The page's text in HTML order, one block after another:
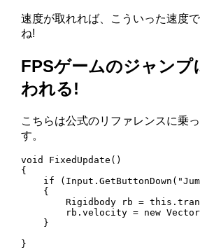
速度が取れれば、こういった速度
ね!
FPSゲームのジャンプ
われる!
こちらは公式のリファレンスに乗
す。
void FixedUpdate()
{
if
    {
Rigidbody rb =
rb.velocity = new
    }
}